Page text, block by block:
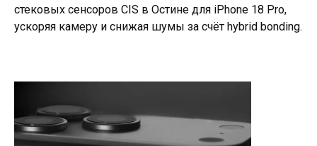
стековых сенсоров CIS в Остине для iPhone 18 Pro,
ускоряя камеру и снижая шумы за счёт hybrid bonding.